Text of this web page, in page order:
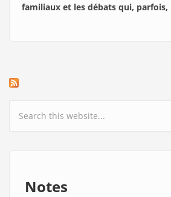
familiaux et les débats qui, parfois,
Search form
Notes